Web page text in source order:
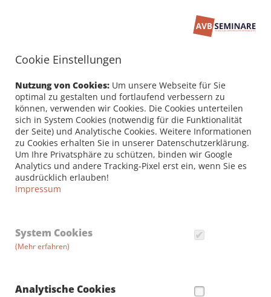
Cookie Einstellungen
Nutzung von Cookies: Um unsere Webseite für Sie
optimal zu gestalten und fortlaufend verbessern zu
können, verwenden wir Cookies. Die Cookies unterteilen
sich in System Cookies (notwendig für die Funktionalität
der Seite) und Analytische Cookies. Weitere Informationen
zu Cookies erhalten Sie in unserer Datenschutzerklärung.
Um Ihre Privatsphäre zu schützen, binden wir Google
Analytics und andere Tracking-Pixel erst ein, wenn Sie es
ausdrücklich erlauben!
Impressum
System Cookies
(Mehr erfahren)
Analytische Cookies
Seminarbuchung
PERSÖNLICHE DATEN /
RECHNUNGSANSCHRIFT
Firma
Vorname *